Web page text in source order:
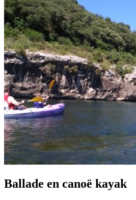
Ballade en canoë kayak